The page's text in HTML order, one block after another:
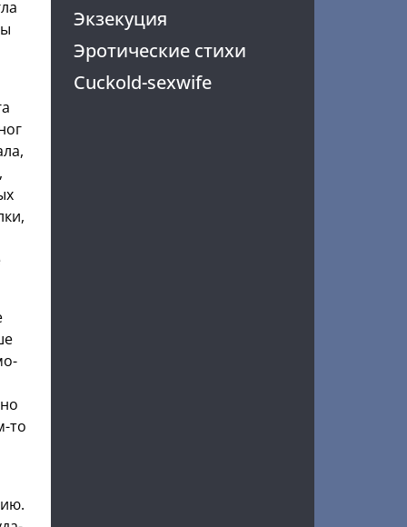
Экзекуция
Эротические стихи
Cuckold-sexwife
то